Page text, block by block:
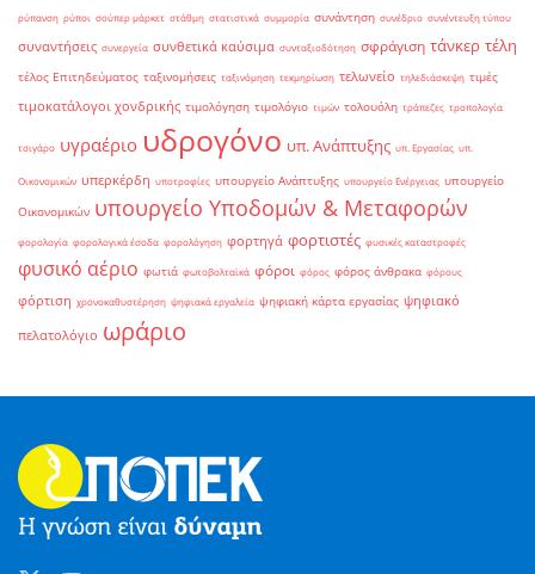
ρύπανση ρύποι σούπερ μάρκετ στάθμη στατιστικά συμμορία συνάντηση συνέδριο συνέντευξη τύπου
συναντήσεις συνεργεία συνθετικά καύσιμα συνταξιοδότηση σφράγιση τάνκερ τέλη
τέλος Επιτηδεύματος ταξινομήσεις ταξινόμηση τεκμηρίωση τελωνείο τηλεδιάσκεψη τιμές
τιμοκατάλογοι χονδρικής τιμολόγηση τιμολόγιο τιμών τολουόλη τράπεζες τροπολογία
τσιγάρο υγραέριο υδρογόνο υπ. Ανάπτυξης υπ. Εργασίας υπ.
Οικονομικών υπερκέρδη υποτροφίες υπουργείο Ανάπτυξης υπουργείο Ενέργειας υπουργείο
Οικονομικών υπουργείο Υποδομών & Μεταφορών
φορολογία φορολογικά έσοδα φορολόγηση φορτηγά φορτιστές φυσικές καταστροφές
φυσικό αέριο φωτιά φωτοβολταϊκά φόροι φόρος φόρος άνθρακα φόρους
φόρτιση χρονοκαθυστέρηση ψηφιακά εργαλεία ψηφιακή κάρτα εργασίας ψηφιακό
πελατολόγιο ωράριο